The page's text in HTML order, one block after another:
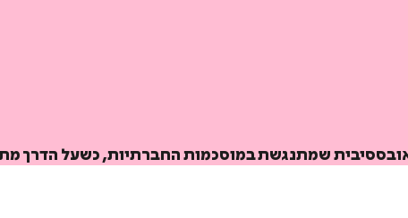
שמתנגשת במוסכמות החברתיות, כשעל הדרך